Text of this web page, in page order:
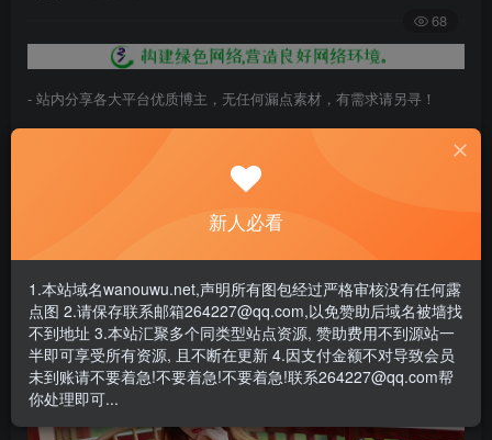
68
- 站内分享各大平台优质博主，无任何漏点素材，有需求请另寻！
- 百度网盘提示提取码错误，请更换浏览器重试，这是百度网盘版本问
- 遇见解压密码不对、无法解压，请查看
- 资源失效/充值未到账/账号解禁...等问题请《提交工单》
新人必看
1.本站域名wanouwu.net,声明所有图包经过严格审核没有任何露
点图 2.请保存联系邮箱264227@qq.com,以免赞助后域名被墙找
不到地址 3.本站汇聚多个同类型站点资源, 赞助费用不到源站一
半即可享受所有资源, 且不断在更新 4.因支付金额不对导致会员
未到账请不要着急!不要着急!不要着急!联系264227@qq.com帮
你处理即可...